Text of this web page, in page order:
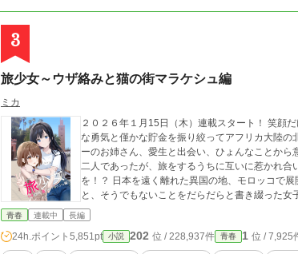
3
旅少女～ウザ絡みと猫の街マラケシュ編
ミカ
２０２６年１月15日（木）連載スタート！ 笑顔だけが取り柄のポンコツ女子、美佳は新しい自分を探すため、大き
な勇気と僅かな貯金を振り絞ってアフリカ大陸の北にあるモロッ
ーのお姉さん、愛生と出会い、ひょんなことから意気投合し一緒
二人であったが、旅をするうちに互いに惹かれ
を！？ 日本を遠く離れた異国の地、モロッコで展開される青春ガールズラブコメディ！ 旅先で起こった日常的なこ
と、そうでもないことをだらだらと書き綴った
青春 連載中 長編
24h.ポイント 5,851pt 小説 202 位 / 228,937件 青春 1 位 / 7,925